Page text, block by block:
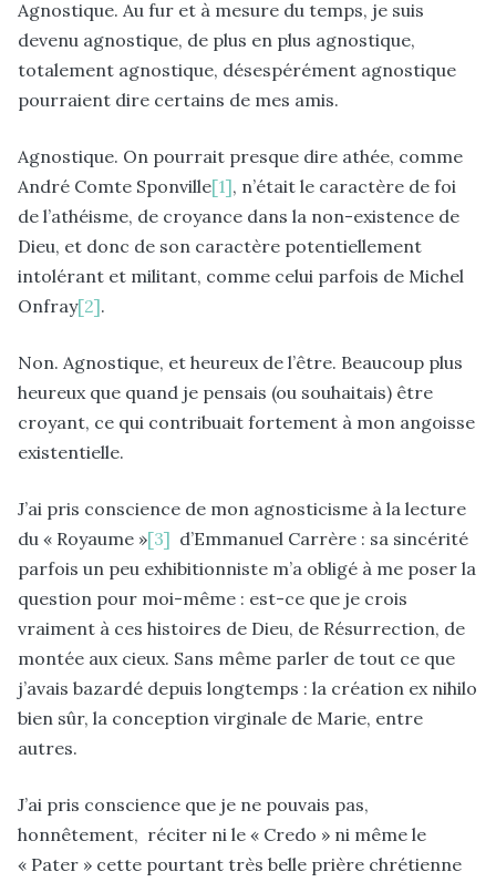
Agnostique. Au fur et à mesure du temps, je suis
devenu agnostique, de plus en plus agnostique,
totalement agnostique, désespérément agnostique
pourraient dire certains de mes amis.
Agnostique. On pourrait presque dire athée, comme
André Comte Sponville[1], n’était le caractère de foi
de l’athéisme, de croyance dans la non-existence de
Dieu, et donc de son caractère potentiellement
intolérant et militant, comme celui parfois de Michel
Onfray[2].
Non. Agnostique, et heureux de l’être. Beaucoup plus
heureux que quand je pensais (ou souhaitais) être
croyant, ce qui contribuait fortement à mon angoisse
existentielle.
J’ai pris conscience de mon agnosticisme à la lecture
du « Royaume »[3] d’Emmanuel Carrère : sa sincérité
parfois un peu exhibitionniste m’a obligé à me poser la
question pour moi-même : est-ce que je crois
vraiment à ces histoires de Dieu, de Résurrection, de
montée aux cieux. Sans même parler de tout ce que
j’avais bazardé depuis longtemps : la création ex nihilo
bien sûr, la conception virginale de Marie, entre
autres.
J’ai pris conscience que je ne pouvais pas,
honnêtement, réciter ni le « Credo » ni même le
« Pater » cette pourtant très belle prière chrétienne